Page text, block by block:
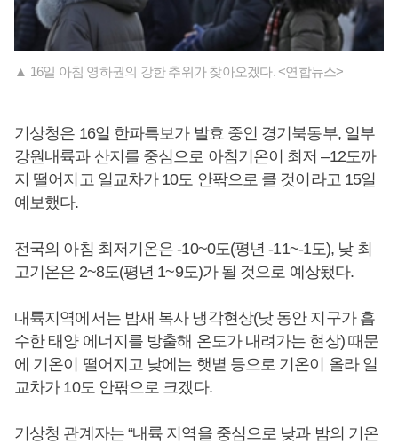
▲ 16일 아침 영하권의 강한 추위가 찾아오겠다. <연합뉴스>
기상청은 16일 한파특보가 발효 중인 경기북동부, 일부
강원내륙과 산지를 중심으로 아침기온이 최저 –12도까
지 떨어지고 일교차가 10도 안팎으로 클 것이라고 15일
예보했다.
전국의 아침 최저기온은 -10~0도(평년 -11~-1도), 낮 최
고기온은 2~8도(평년 1~9도)가 될 것으로 예상됐다.
내륙지역에서는 밤새 복사 냉각현상(낮 동안 지구가 흡
수한 태양 에너지를 방출해 온도가 내려가는 현상) 때문
에 기온이 떨어지고 낮에는 햇볕 등으로 기온이 올라 일
교차가 10도 안팎으로 크겠다.
기상청 관계자는 “내륙 지역을 중심으로 낮과 밤의 기온